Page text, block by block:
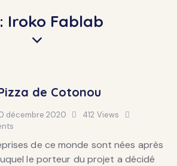
Iroko Fablab
de Cotonou
décembre 2020 412 Views
de ce monde sont nées après
le porteur du projet a décidé